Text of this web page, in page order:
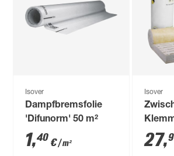
Isover
Dampfbremsfolie
'Difunorm' 50 m²
1,40 €/ m²
Isover
ZKF 1-
27,